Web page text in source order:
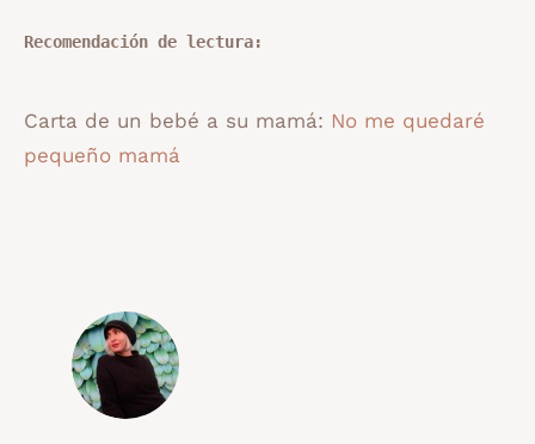
Recomendación de lectura:
Carta de un bebé a su mamá: No me quedaré
pequeño mamá